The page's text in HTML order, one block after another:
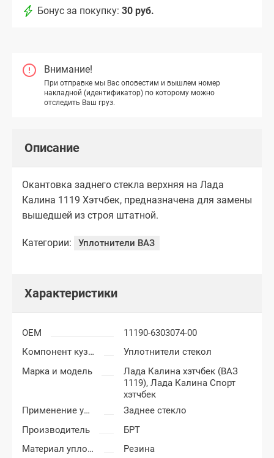
Бонус за покупку: 30 руб.
Внимание!
При отправке мы Вас оповестим и вышлем номер
накладной (идентификатор) по которому можно
отследить Ваш груз.
Описание
Окантовка заднего стекла верхняя на Лада
Калина 1119 Хэтчбек, предназначена для замены
вышедшей из строя штатной.
Категории: Уплотнители ВАЗ
Характеристики
OEM
11190-6303074-00
Компонент кузова
Уплотнители стекол
Марка и модель
Лада Калина хэтчбек (ВАЗ
1119),Лада Калина Спорт
хэтчбек
Применение уплотнителя
Заднее стекло
Производитель
БРТ
Материал уплотнителя
Резина